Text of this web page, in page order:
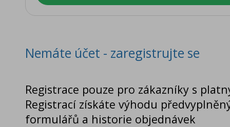
Nemáte účet - zaregistrujte se
Registrace pouze pro zákazníky s
Registrací získáte výhodu
formulářů a historie objednávek